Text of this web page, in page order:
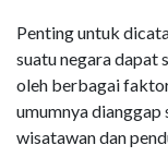
Penting untuk
suatu negara dapat
oleh berbagai
umumnya dianggap
wisatawan dan